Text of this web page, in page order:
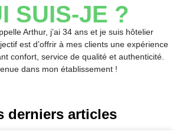
SUIS-JE ?
Arthur, j’ai 34 ans et je suis hôtelier
est d’offrir à mes clients une expérience
confort, service de qualité et authenticité.
dans mon établissement !
derniers articles